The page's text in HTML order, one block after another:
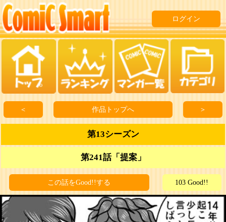
ログイン
＜ 作品トップへ ＞
第13シーズン
第241話「提案」
この話をGood!!する 103 Good!!